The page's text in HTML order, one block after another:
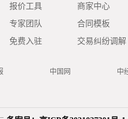
报价工具
商家中心
专家团队
合同模板
免费入驻
交易纠纷调解
中国网 中